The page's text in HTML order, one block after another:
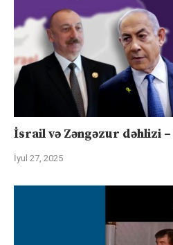
İsrail və Zəngəzur dəhlizi
İyul 27, 2025